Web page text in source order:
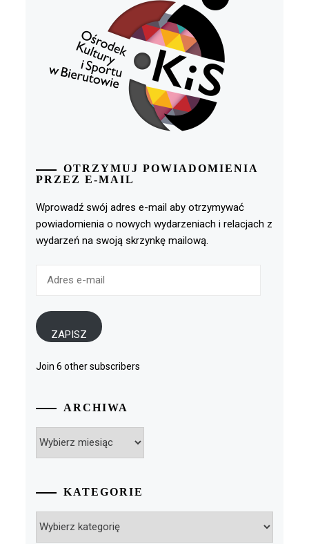
OTRZYMUJ POWIADOMIENIA
PRZEZ E-MAIL
Wprowadź swój adres e-mail aby otrzymywać
powiadomienia o nowych wydarzeniach i relacjach z
wydarzeń na swoją skrzynkę mailową.
ZAPISZ
Join 6 other subscribers
ARCHIWA
KATEGORIE